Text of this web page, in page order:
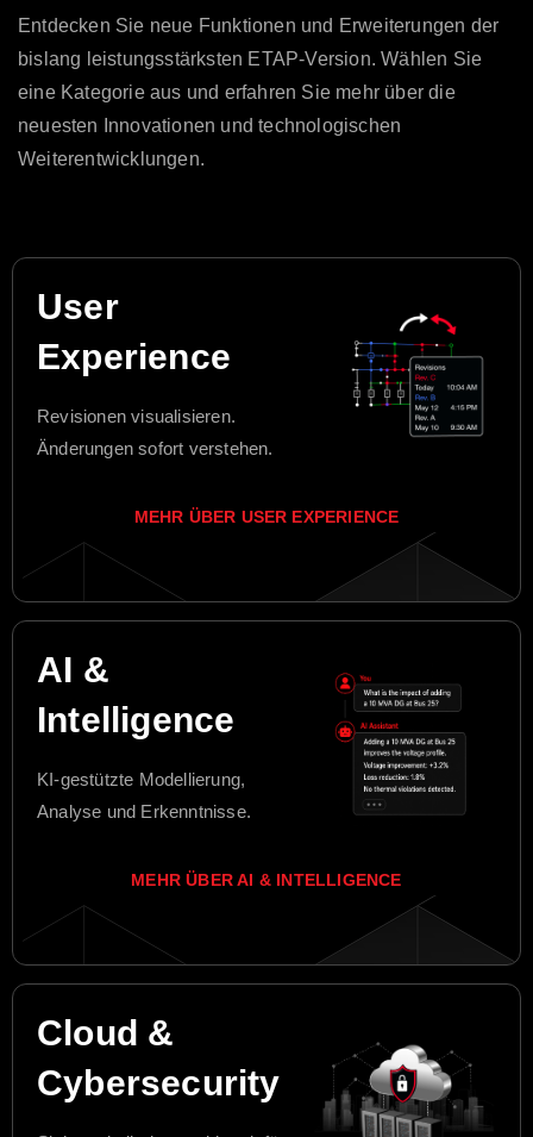
Entdecken Sie neue Funktionen und Erweiterungen der
bislang leistungsstärksten ETAP-Version. Wählen Sie
eine Kategorie aus und erfahren Sie mehr über die
neuesten Innovationen und technologischen
Weiterentwicklungen.
User
Experience
Revisionen visualisieren.
Änderungen sofort verstehen.
MEHR ÜBER USER EXPERIENCE
AI &
Intelligence
KI-gestützte Modellierung,
Analyse und Erkenntnisse.
MEHR ÜBER AI & INTELLIGENCE
Cloud &
Cybersecurity